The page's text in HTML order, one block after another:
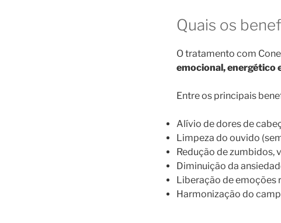
Quais os
O tratamento com
emocional, energético
Entre os principais
Alívio de dores de
Limpeza do ouvido
Redução de zumbidos,
Diminuição da
Liberação de emoções
Harmonização do